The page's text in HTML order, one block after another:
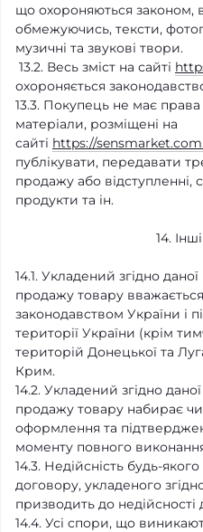
що охороняються законом,
обмежуючись, тексти,
музичні та звукові твори.
13.2. Весь зміст на сайті
охороняється
13.3. Покупець не має
матеріали, розміщені на
сайті https://
публікувати, передавати
продажу або відступленні,
продукти та ін.
14.
14.1. Укладений згідно
продажу товару
законодавством України і
території України (крім
територій Донецької та
Крим.
14.2. Укладений згідно
продажу товару набирає
оформлення та
моменту повного
14.3. Недійсність будь-
договору, укладеного
призводить до
14.4. Усі спори, що